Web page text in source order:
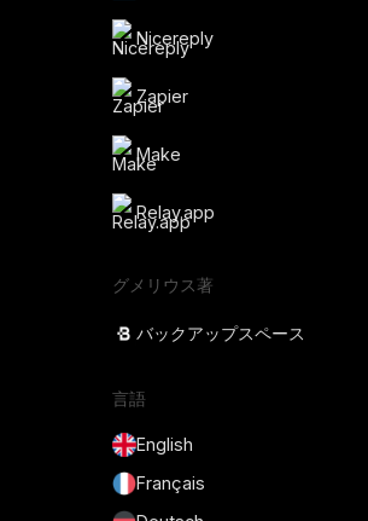
Nicereply
Zapier
Make
Relay.app
グメリウス著
バックアップスペース
言語
English
Français